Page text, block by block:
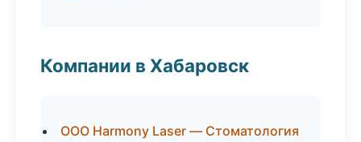
Компании в Хабаровск
ООО Harmony Laser — Стоматология